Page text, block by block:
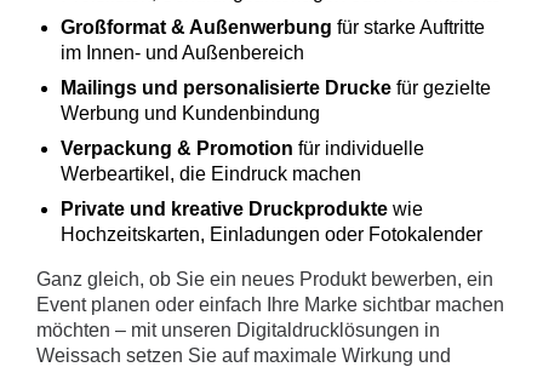
Großformat & Außenwerbung für starke Auftritte
im Innen- und Außenbereich
Mailings und personalisierte Drucke für gezielte
Werbung und Kundenbindung
Verpackung & Promotion für individuelle
Werbeartikel, die Eindruck machen
Private und kreative Druckprodukte wie
Hochzeitskarten, Einladungen oder Fotokalender
Ganz gleich, ob Sie ein neues Produkt bewerben, ein
Event planen oder einfach Ihre Marke sichtbar machen
möchten – mit unseren Digitaldrucklösungen in
Weissach setzen Sie auf maximale Wirkung und